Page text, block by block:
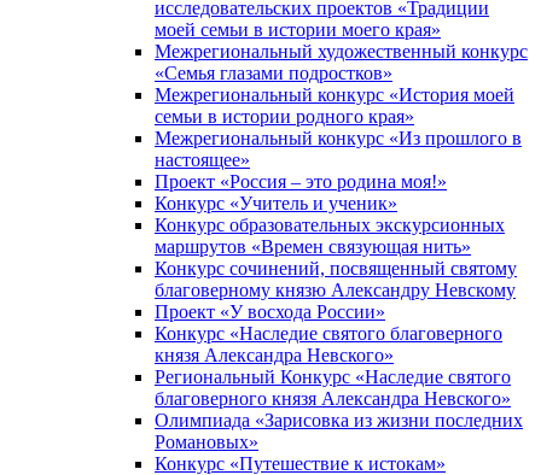
исследовательских проектов «Традиции
моей семьи в истории моего края»
Межрегиональный художественный конкурс
«Семья глазами подростков»
Межрегиональный конкурс «История моей
семьи в истории родного края»
Межрегиональный конкурс «Из прошлого в
настоящее»
Проект «Россия – это родина моя!»
Конкурс «Учитель и ученик»
Конкурс образовательных экскурсионных
маршрутов «Времен связующая нить»
Конкурс сочинений, посвященный святому
благоверному князю Александру Невскому
Проект «У восхода России»
Конкурс «Наследие святого благоверного
князя Александра Невского»
Региональный Конкурс «Наследие святого
благоверного князя Александра Невского»
Олимпиада «Зарисовка из жизни последних
Романовых»
Конкурс «Путешествие к истокам»